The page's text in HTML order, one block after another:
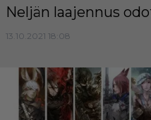
Neljän laajennus
13.10.2021 18:08